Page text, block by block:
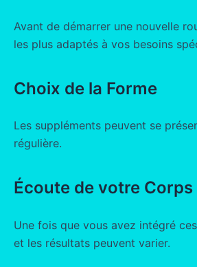
Avant de démarrer une nouvelle
les plus adaptés à vos besoins
Choix de la Forme
Les suppléments peuvent se
régulière.
Écoute de votre Corps
Une fois que vous avez intégré
et les résultats peuvent varier.